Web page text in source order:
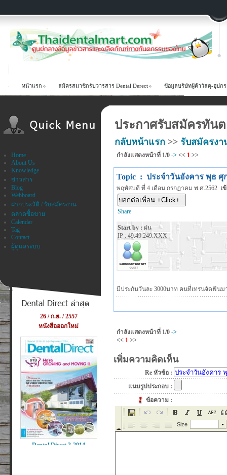
หน้าแรก สม้ครสมาชิกรับวารสาร Dental Derect ข้อมูลบริษัทผู้ค้าวัสดุ-อุปก
Home
About Us
Knowledge
ข่าวสาร
Blog
Webboard
ฝากประวัติ / รับสมัครงาน
ตลาดซื้อขาย
Calendar
Tag
Contact
ผู้ดูแลระบบ
ประกาศรับสมัครทัน
กลับหน้าแรก >> รับสมัครง
กำลังแสดงหน้าที่ 1/0 -> << 1 >>
Topic : ประจำวันอังคาร พุธ ศุ
พฤหัสบดี ที่ 4 เดือน กรกฏาคม พ.ศ.2562 เ
Share
Start by :ฝน
IP : 49.49.249.XXX
มีประกันวันละ 3000บาท คนที่เทรนจัดฟัน
กำลังแสดงหน้าที่ 1/0 ->
<< 1 >>
เพิ่มความคิดเห็น
Re หัวข้อ :
แนบรูปประกอบ :
ข้อความ :